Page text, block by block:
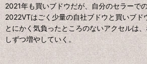
2021年も買いブドウだが、自分のセラーで
2022VTはごく少量の自社ブドウと買いブド
とにかく気負ったところのないアクセルは
しずつ増やしていく。